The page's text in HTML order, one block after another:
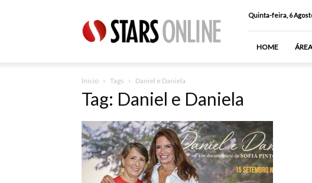
Online
Quinta-feira, 6
HOME
Inicio Tags Daniel e Daniela
Tag: Daniel e Daniela